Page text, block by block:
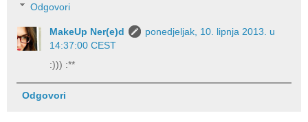
Odgovori
MakeUp Ner(e)d
ponedjeljak, 10. lipnja 2013. u
14:37:00 CEST
:))) :**
Odgovori